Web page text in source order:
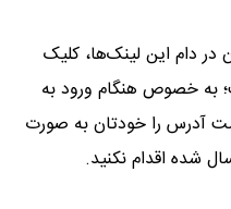
در دام این لینک‌ها، کلیک
به خصوص هنگام ورود به
آدرس را خودتان به صورت
شده اقدام نکنید.